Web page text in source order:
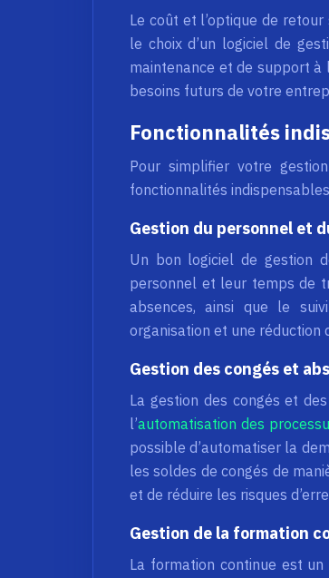
Le coût et l’optique de
le choix d’un logiciel de
maintenance et de support à
besoins futurs de votre
Fonctionnalités
Pour simplifier votre
fonctionnalités
Gestion du personnel et
Un bon logiciel de gestion
personnel et leur temps de
absences, ainsi que le
organisation et une réduction
Gestion des congés et
La gestion des congés et
l’automatisation des
possible d’automatiser la
les soldes de congés de
et de réduire les risques
Gestion de la formation
La formation continue est